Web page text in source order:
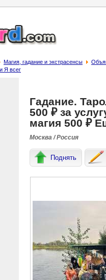
Магия, гадание и экстрасенсы
Я всег
Гадание.
500 ₽ за
магия 500 ₽
Москва / Россия
Поднять